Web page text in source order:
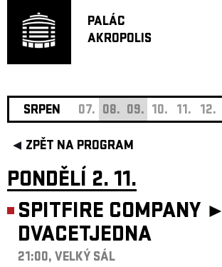
PALÁC
AKROPOLIS
SRPEN 07. 08. 09. 10. 11. 12.
ZPĚT NA PROGRAM
PONDĚLÍ 2. 11.
SPITFIRE COMPANY ►
DVACETJEDNA
21:00, VELKÝ SÁL